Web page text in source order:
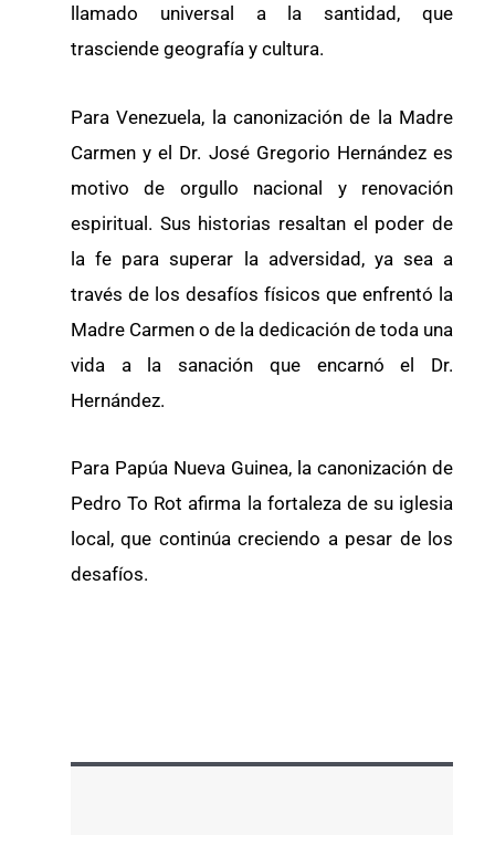
llamado universal a la santidad, que
trasciende geografía y cultura.
Para Venezuela, la canonización de la Madre
Carmen y el Dr. José Gregorio Hernández es
motivo de orgullo nacional y renovación
espiritual. Sus historias resaltan el poder de
la fe para superar la adversidad, ya sea a
través de los desafíos físicos que enfrentó la
Madre Carmen o de la dedicación de toda una
vida a la sanación que encarnó el Dr.
Hernández.
Para Papúa Nueva Guinea, la canonización de
Pedro To Rot afirma la fortaleza de su iglesia
local, que continúa creciendo a pesar de los
desafíos.